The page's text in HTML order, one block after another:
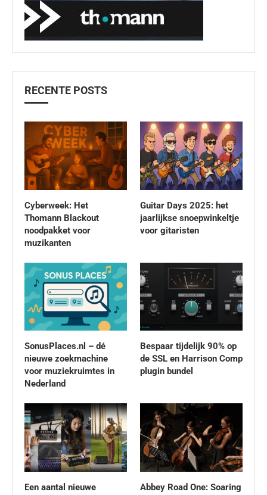
RECENTE POSTS
Cyberweek: Het
Thomann Blackout
noodpakket voor
muzikanten
Guitar Days 2025: het
jaarlijkse snoepwinkeltje
voor gitaristen
SonusPlaces.nl – dé
nieuwe zoekmachine
voor muziekruimtes in
Nederland
Bespaar tijdelijk 90% op
de SSL en Harrison Comp
plugin bundel
Een aantal nieuwe
Abbey Road One: Soaring